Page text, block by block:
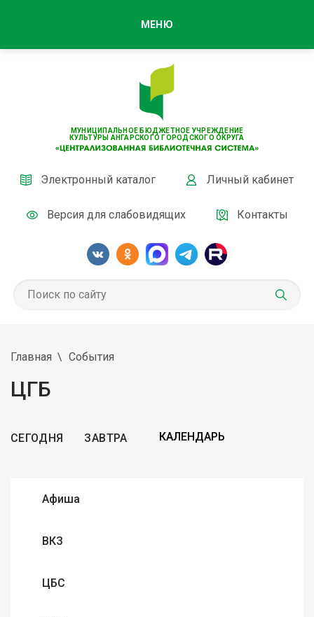
МУНИЦИПАЛЬНОЕ БЮДЖЕТНОЕ УЧРЕЖДЕНИЕ
КУЛЬТУРЫ АНГАРСКОГО ГОРОДСКОГО ОКРУГА
Электронный каталог Личный кабинет
Версия для слабовидящих Контакты
МЕНЮ
Главная События
ЦГБ
СЕГОДНЯ ЗАВТРА
Афиша
ВКЗ
ЦБС